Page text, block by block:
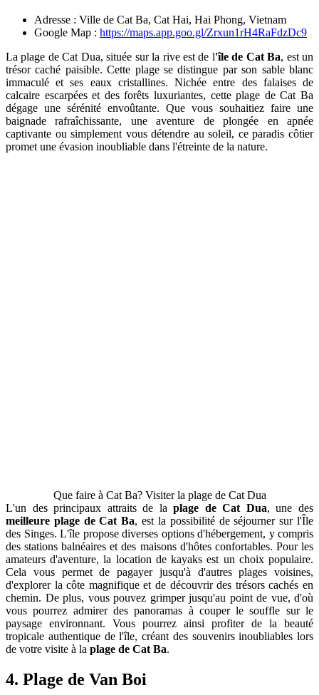
Adresse : Ville de Cat Ba, Cat Hai, Hai Phong, Vietnam
Google Map : https://maps.app.goo.gl/Zrxun1rH4RaFdzDc9
La plage de Cat Dua, située sur la rive est de l'île de Cat Ba, est un
trésor caché paisible. Cette plage se distingue par son sable blanc
immaculé et ses eaux cristallines. Nichée entre des falaises de
calcaire escarpées et des forêts luxuriantes, cette plage de Cat Ba
dégage une sérénité envoûtante. Que vous souhaitiez faire une
baignade rafraîchissante, une aventure de plongée en apnée
captivante ou simplement vous détendre au soleil, ce paradis côtier
promet une évasion inoubliable dans l'étreinte de la nature.
Que faire à Cat Ba? Visiter la plage de Cat Dua
L'un des principaux attraits de la plage de Cat Dua, une des
meilleure plage de Cat Ba, est la possibilité de séjourner sur l'Île
des Singes. L'île propose diverses options d'hébergement, y compris
des stations balnéaires et des maisons d'hôtes confortables. Pour les
amateurs d'aventure, la location de kayaks est un choix populaire.
Cela vous permet de pagayer jusqu'à d'autres plages voisines,
d'explorer la côte magnifique et de découvrir des trésors cachés en
chemin. De plus, vous pouvez grimper jusqu'au point de vue, d'où
vous pourrez admirer des panoramas à couper le souffle sur le
paysage environnant. Vous pourrez ainsi profiter de la beauté
tropicale authentique de l'île, créant des souvenirs inoubliables lors
de votre visite à la plage de Cat Ba.
4. Plage de Van Boi